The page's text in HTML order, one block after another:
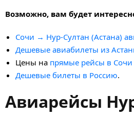
Возможно, вам будет
Сочи → Нур-Султан (Астана)
Дешевые авиабилеты из
Цены на прямые рейсы в Сочи
Дешевые билеты в Россию.
Авиарейсы